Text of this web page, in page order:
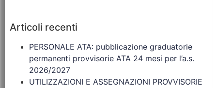
Articoli recenti
PERSONALE ATA: pubblicazione graduatorie
permanenti provvisorie ATA 24 mesi per l’a.s.
2026/2027
UTILIZZAZIONI E ASSEGNAZIONI PROVVISORIE